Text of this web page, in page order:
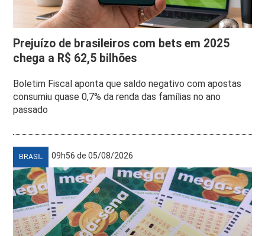
Prejuízo de brasileiros com bets em 2025
chega a R$ 62,5 bilhões
Boletim Fiscal aponta que saldo negativo com apostas
consumiu quase 0,7% da renda das famílias no ano
passado
BRASIL 09h56 de 05/08/2026